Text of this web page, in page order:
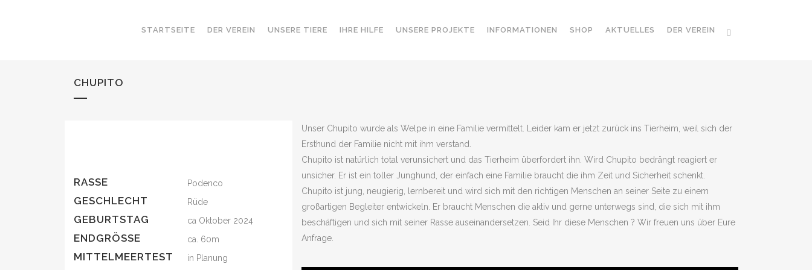
STARTSEITE DER VEREIN UNSERE TIERE IHRE HILFE UNSERE PROJEKTE INFORMATIONEN SHOP AKTUELLES DER VEREIN
CHUPITO
RASSE Podenco
GESCHLECHT Rüde
GEBURTSTAG ca Oktober 2024
ENDGRÖSSE ca. 60m
MITTELMEERTEST in Planung
Unser Chupito wurde als Welpe in eine Familie vermittelt. Leider kam er jetzt zurück ins Tierheim, weil sich der
Ersthund der Familie nicht mit ihm verstand.
Chupito ist natürlich total verunsichert und das Tierheim überfordert ihn. Wird Chupito bedrängt reagiert er
unsicher. Er ist ein toller Junghund, der einfach eine Familie braucht die ihm Zeit und Sicherheit schenkt.
Chupito ist jung, neugierig, lernbereit und wird sich mit den richtigen Menschen an seiner Seite zu einem
großartigen Begleiter entwickeln. Er braucht Menschen die aktiv und gerne unterwegs sind, die sich mit ihm
beschäftigen und sich mit seiner Rasse auseinandersetzen. Seid Ihr diese Menschen ? Wir freuen uns über Eure
Anfrage.